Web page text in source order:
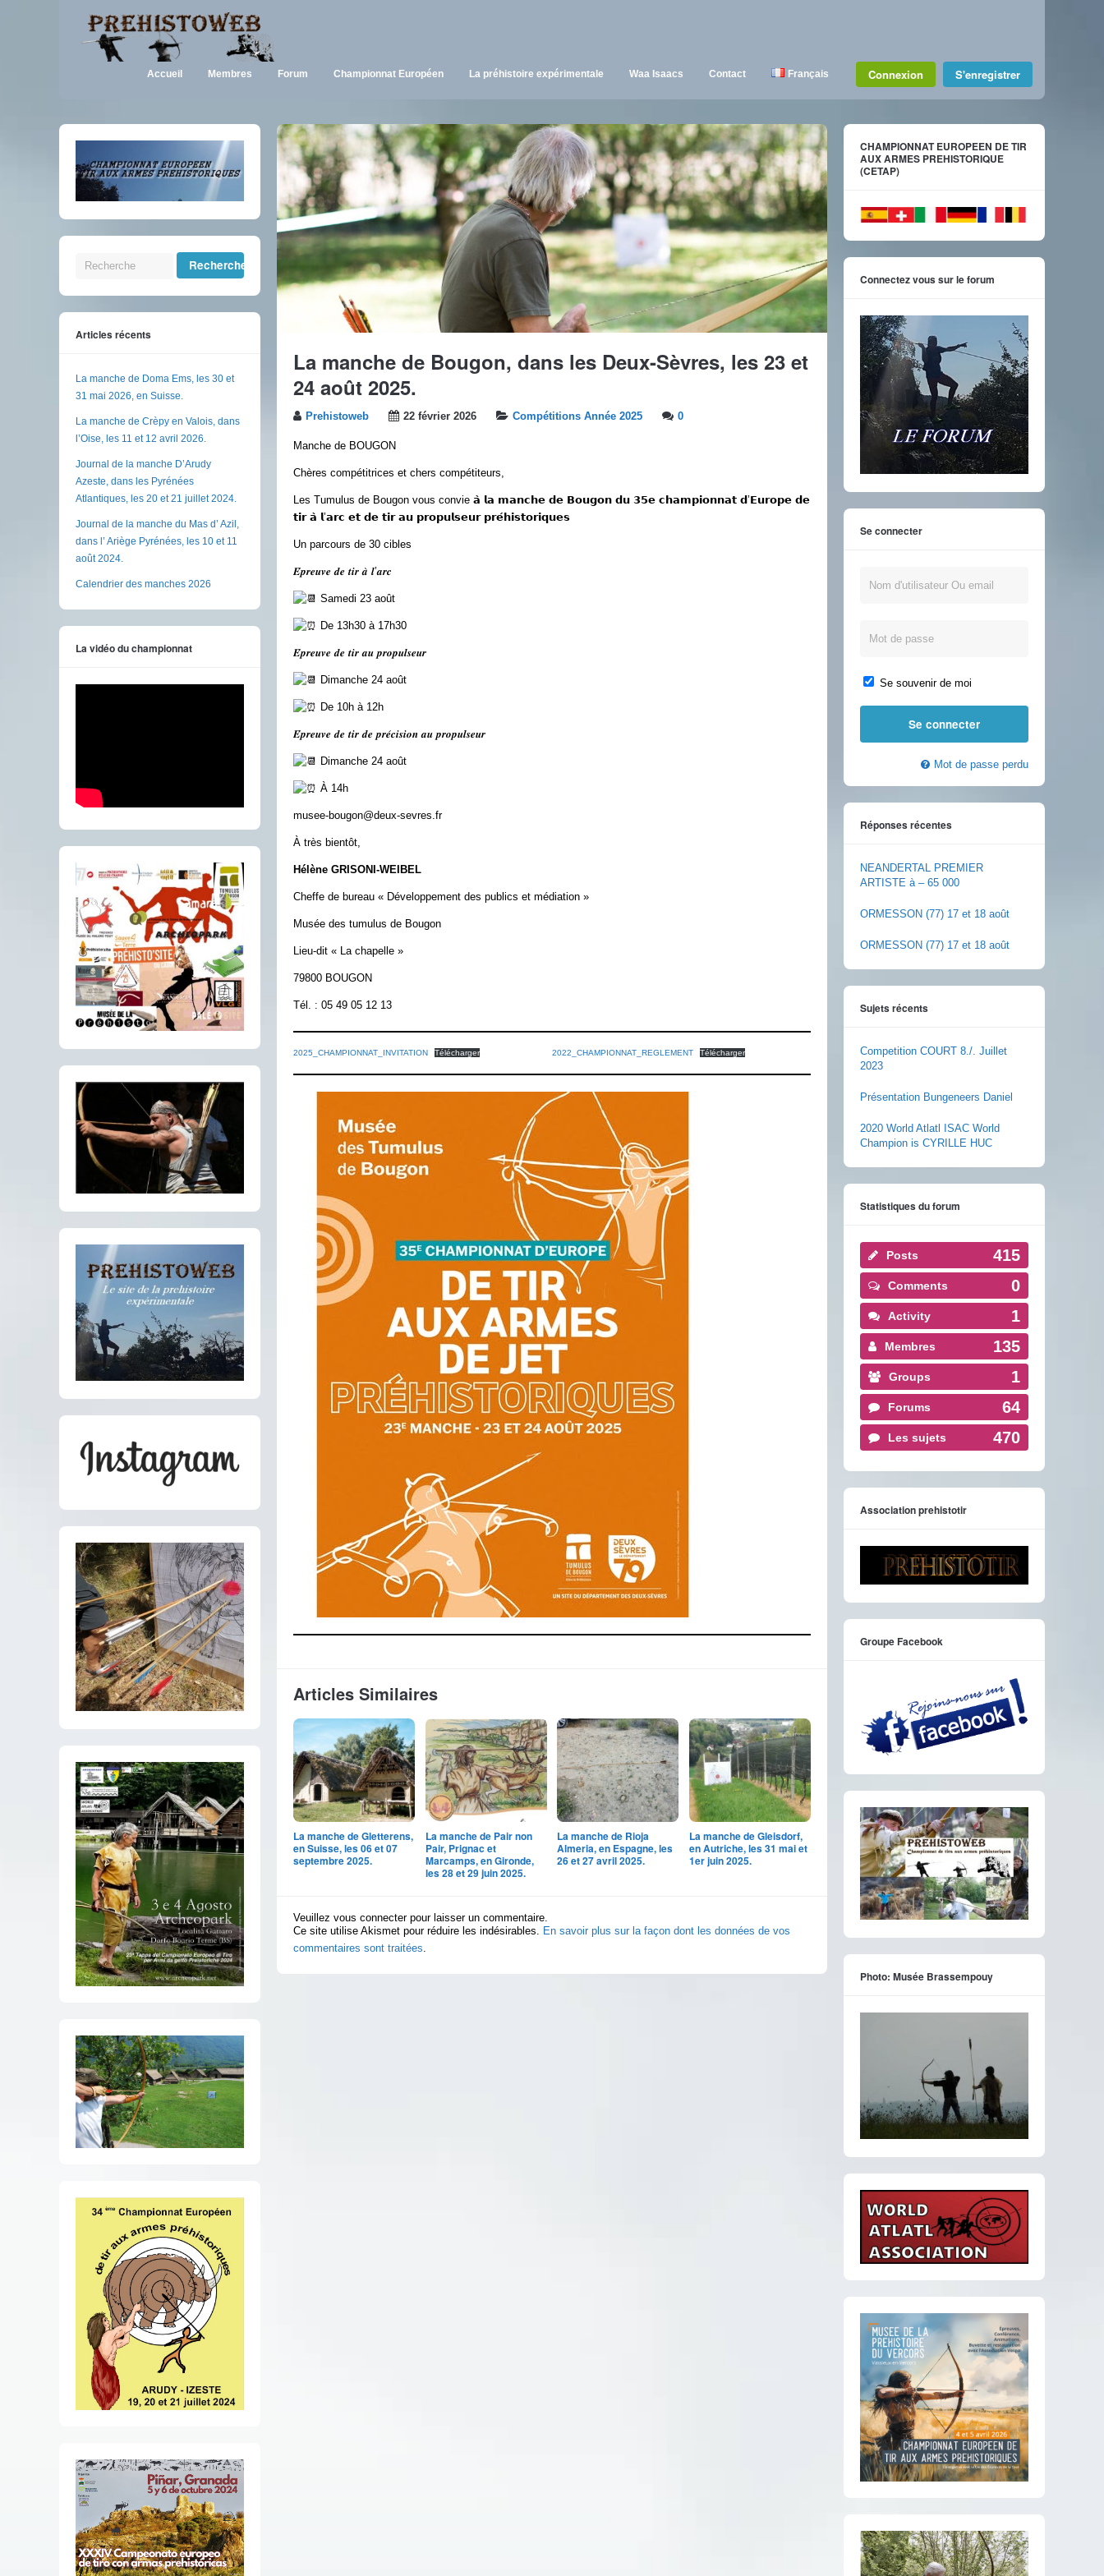
Accueil Membres Forum Championnat Européen La préhistoire expérimentale Waa Isaacs Contact Français Connexion S'enregistrer
La manche de Bougon, dans les Deux-Sèvres, les 23 et
24 août 2025.
Prehistoweb 22 février 2026 Compétitions Année 2025 0
Manche de BOUGON
Chères compétitrices et chers compétiteurs,
Les Tumulus de Bougon vous convie 𝗮̀ 𝗹𝗮 𝗺𝗮𝗻𝗰𝗵𝗲 𝗱𝗲 𝗕𝗼𝘂𝗴𝗼𝗻 𝗱𝘂 𝟯𝟱𝗲 𝗰𝗵𝗮𝗺𝗽𝗶𝗼𝗻𝗻𝗮𝘁 𝗱’𝗘𝘂𝗿𝗼𝗽𝗲 𝗱𝗲
𝘁𝗶𝗿 𝗮̀ 𝗹’𝗮𝗿𝗰 𝗲𝘁 𝗱𝗲 𝘁𝗶𝗿 𝗮𝘂 𝗽𝗿𝗼𝗽𝘂𝗹𝘀𝗲𝘂𝗿 𝗽𝗿𝗲́𝗵𝗶𝘀𝘁𝗼𝗿𝗶𝗾𝘂𝗲𝘀
Un parcours de 30 cibles
𝑬́𝒑𝒓𝒆𝒖𝒗𝒆 𝒅𝒆 𝒕𝒊𝒓 𝒂̀ 𝒍’𝒂𝒓𝒄
Samedi 23 août
De 13h30 à 17h30
𝑬́𝒑𝒓𝒆𝒖𝒗𝒆 𝒅𝒆 𝒕𝒊𝒓 𝒂𝒖 𝒑𝒓𝒐𝒑𝒖𝒍𝒔𝒆𝒖𝒓
Dimanche 24 août
De 10h à 12h
𝑬́𝒑𝒓𝒆𝒖𝒗𝒆 𝒅𝒆 𝒕𝒊𝒓 𝒅𝒆 𝒑𝒓𝒆́𝒄𝒊𝒔𝒊𝒐𝒏 𝒂𝒖 𝒑𝒓𝒐𝒑𝒖𝒍𝒔𝒆𝒖𝒓
Dimanche 24 août
À 14h
musee-bougon@deux-sevres.fr
À très bientôt,
Hélène GRISONI-WEIBEL
Cheffe de bureau « Développement des publics et médiation »
Musée des tumulus de Bougon
Lieu-dit « La chapelle »
79800 BOUGON
Tél. : 05 49 05 12 13
2025_CHAMPIONNAT_INVITATION Télécharger 2022_CHAMPIONNAT_REGLEMENT Télécharger
Articles Similaires
La manche de Gletterens,
en Suisse, les 06 et 07
septembre 2025.
La manche de Pair non
Pair, Prignac et
Marcamps, en Gironde,
les 28 et 29 juin 2025.
La manche de Rioja
Almeria, en Espagne, les
26 et 27 avril 2025.
La manche de Gleisdorf,
en Autriche, les 31 mai et
1er juin 2025.
Veuillez vous connecter pour laisser un commentaire.
Ce site utilise Akismet pour réduire les indésirables. En savoir plus sur la façon dont les données de vos
commentaires sont traitées.
Articles récents
La manche de Doma Ems, les 30 et
31 mai 2026, en Suisse.
La manche de Crèpy en Valois, dans
l’Oise, les 11 et 12 avril 2026.
Journal de la manche D’Arudy
Azeste, dans les Pyrénées
Atlantiques, les 20 et 21 juillet 2024.
Journal de la manche du Mas d’ Azil,
dans l’ Ariège Pyrénées, les 10 et 11
août 2024.
Calendrier des manches 2026
La vidéo du championnat
CHAMPIONNAT EUROPEEN DE TIR
AUX ARMES PREHISTORIQUE
(CETAP)
Connectez vous sur le forum
Se connecter
Se souvenir de moi
Mot de passe perdu
Réponses récentes
NEANDERTAL PREMIER
ARTISTE à – 65 000
ORMESSON (77) 17 et 18 août
ORMESSON (77) 17 et 18 août
Sujets récents
Competition COURT 8./. Juillet
2023
Présentation Bungeneers Daniel
2020 World Atlatl ISAC World
Champion is CYRILLE HUC
Statistiques du forum
Posts 415
Comments 0
Activity 1
Membres 135
Groups 1
Forums 64
Les sujets 470
Association prehistotir
Groupe Facebook
Photo: Musée Brassempouy